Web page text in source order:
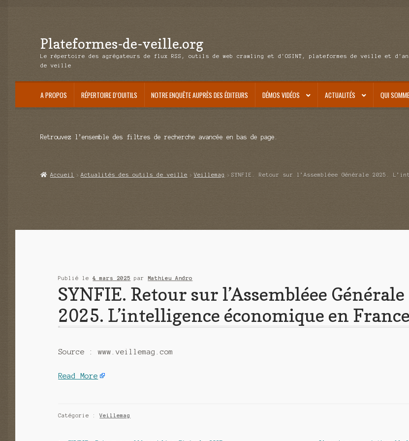
Aller
à
Aller
au
Plateformes-de-veille.org
Le répertoire des agrégateurs de flux RSS, outils de web crawling et d'OSINT, plateformes de veille et
de veille
A PROPOS RÉPERTOIRE D’OUITILS NOTRE ENQUÊTE AUPRÈS DES ÉDITEURS DÉMOS VIDÉOS ACTUALITÉS QUI
Retrouvez l’ensemble des filtres de recherche avancée en bas de page.
Accueil Actualités des outils de veille Veillemag SYNFIE. Retour sur l’Assembléee Générale 2025.
Publié le4 mars 2025 parMathieu Andro
SYNFIE. Retour sur l’Assembléee Générale
2025. L’intelligence économique en France
Source : www.veillemag.com
Read More
Catégorie :Veillemag